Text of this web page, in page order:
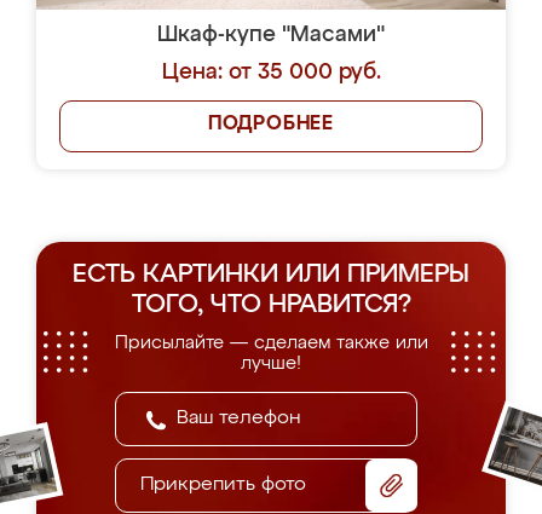
Шкаф-купе "Масами"
Цена: от 35 000 руб.
ПОДРОБНЕЕ
ЕСТЬ КАРТИНКИ ИЛИ ПРИМЕРЫ
ТОГО, ЧТО НРАВИТСЯ?
Присылайте — сделаем также или
лучше!
Прикрепить фото